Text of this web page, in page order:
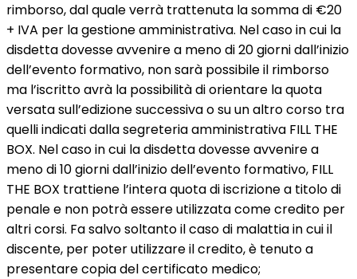
rimborso, dal quale verrà trattenuta la somma di €20
+ IVA per la gestione amministrativa. Nel caso in cui la
disdetta dovesse avvenire a meno di 20 giorni dall’inizio
dell’evento formativo, non sarà possibile il rimborso
ma l’iscritto avrà la possibilità di orientare la quota
versata sull’edizione successiva o su un altro corso tra
quelli indicati dalla segreteria amministrativa FILL THE
BOX. Nel caso in cui la disdetta dovesse avvenire a
meno di 10 giorni dall’inizio dell’evento formativo, FILL
THE BOX trattiene l’intera quota di iscrizione a titolo di
penale e non potrà essere utilizzata come credito per
altri corsi. Fa salvo soltanto il caso di malattia in cui il
discente, per poter utilizzare il credito, è tenuto a
presentare copia del certificato medico;